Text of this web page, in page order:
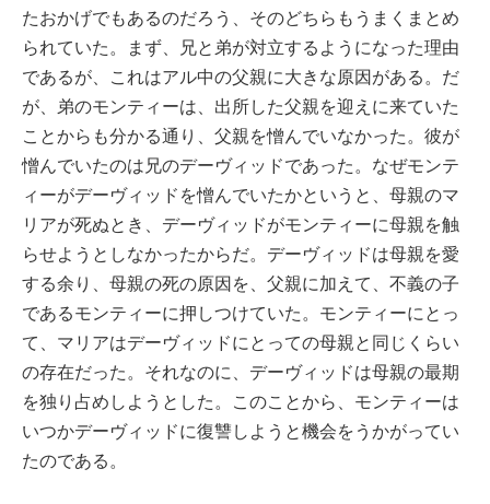
たおかげでもあるのだろう、そのどちらもうまくまとめ
られていた。まず、兄と弟が対立するようになった理由
であるが、これはアル中の父親に大きな原因がある。だ
が、弟のモンティーは、出所した父親を迎えに来ていた
ことからも分かる通り、父親を憎んでいなかった。彼が
憎んでいたのは兄のデーヴィッドであった。なぜモンテ
ィーがデーヴィッドを憎んでいたかというと、母親のマ
リアが死ぬとき、デーヴィッドがモンティーに母親を触
らせようとしなかったからだ。デーヴィッドは母親を愛
する余り、母親の死の原因を、父親に加えて、不義の子
であるモンティーに押しつけていた。モンティーにとっ
て、マリアはデーヴィッドにとっての母親と同じくらい
の存在だった。それなのに、デーヴィッドは母親の最期
を独り占めしようとした。このことから、モンティーは
いつかデーヴィッドに復讐しようと機会をうかがってい
たのである。